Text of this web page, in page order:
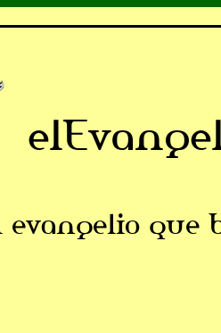
que